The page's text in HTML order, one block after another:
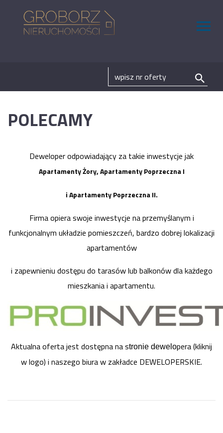
POLECAMY
Deweloper odpowiadający za takie inwestycje jak
Apartamenty Żory, Apartamenty Poprzeczna I
i Apartamenty Poprzeczna II.
Firma opiera swoje inwestycje na przemyślanym i
funkcjonalnym układzie pomieszczeń, bardzo dobrej lokalizacji
apartamentów
i zapewnieniu dostępu do tarasów lub balkonów dla każdego
mieszkania i apartamentu.
Aktualna oferta jest dostępna na stronie dewelopera (kliknij
w logo) i naszego biura w zakładce DEWELOPERSKIE.